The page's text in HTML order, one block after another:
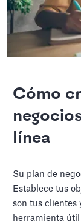
Cómo
línea
Su plan de
Establece tus
son tus clientes
herramienta